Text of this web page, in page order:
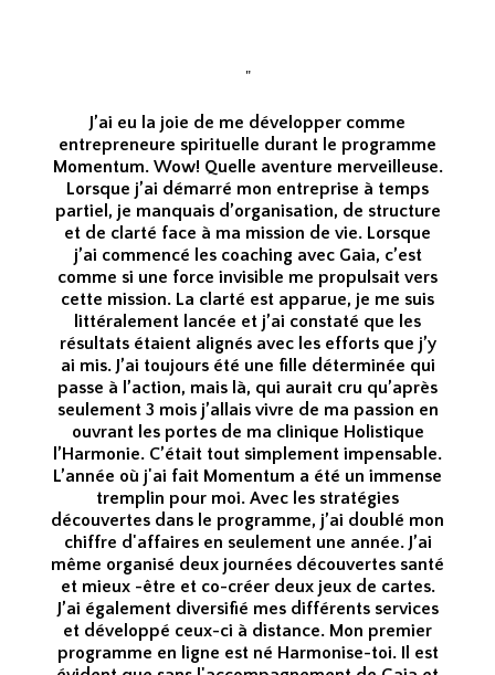
"
J’ai eu la joie de me développer comme
entrepreneure spirituelle durant le programme
Momentum. Wow! Quelle aventure merveilleuse.
Lorsque j’ai démarré mon entreprise à temps
partiel, je manquais d’organisation, de structure
et de clarté face à ma mission de vie. Lorsque
j’ai commencé les coaching avec Gaia, c’est
comme si une force invisible me propulsait vers
cette mission. La clarté est apparue, je me suis
littéralement lancée et j’ai constaté que les
résultats étaient alignés avec les efforts que j’y
ai mis. J’ai toujours été une fille déterminée qui
passe à l’action, mais là, qui aurait cru qu’après
seulement 3 mois j’allais vivre de ma passion en
ouvrant les portes de ma clinique Holistique
l’Harmonie. C’était tout simplement impensable.
L’année où j'ai fait Momentum a été un immense
tremplin pour moi. Avec les stratégies
découvertes dans le programme, j’ai doublé mon
chiffre d'affaires en seulement une année. J’ai
même organisé deux journées découvertes santé
et mieux -être et co-créer deux jeux de cartes.
J’ai également diversifié mes différents services
et développé ceux-ci à distance. Mon premier
programme en ligne est né Harmonise-toi. Il est